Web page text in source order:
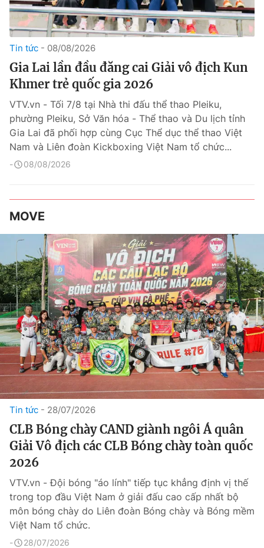
Tin tức 08/08/2026
Gia Lai lần đầu đăng cai Giải vô địch Kun
Khmer trẻ quốc gia 2026
VTV.vn - Tối 7/8 tại Nhà thi đấu thể thao Pleiku,
phường Pleiku, Sở Văn hóa - Thể thao và Du lịch tỉnh
Gia Lai đã phối hợp cùng Cục Thể dục thể thao Việt
Nam và Liên đoàn Kickboxing Việt Nam tổ chức...
08/08/2026
MOVE
Tin tức 28/07/2026
CLB Bóng chày CAND giành ngôi Á quân
Giải Vô địch các CLB Bóng chày toàn quốc
2026
VTV.vn - Đội bóng "áo lính" tiếp tục khẳng định vị thế
trong top đầu Việt Nam ở giải đấu cao cấp nhất bộ
môn bóng chày do Liên đoàn Bóng chày và Bóng mềm
Việt Nam tổ chức.
28/07/2026